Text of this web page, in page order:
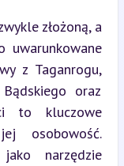
złożoną, a
uwarunkowane
z Taganrogu,
oraz
to kluczowe
osobowość.
narzędzie